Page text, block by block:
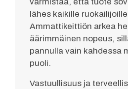
lähes kaikille
Ammattikeittiön arkea
äärimmäinen nopeus,
pannulla vain kahdessa
puoli.
Vastuullisuus ja